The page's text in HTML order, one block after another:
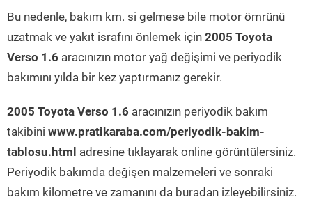
Bu nedenle, bakım km. si gelmese bile motor ömrünü
uzatmak ve yakıt israfını önlemek için 2005 Toyota
Verso 1.6 aracınızın motor yağ değişimi ve periyodik
bakımını yılda bir kez yaptırmanız gerekir.
2005 Toyota Verso 1.6 aracınızın periyodik bakım
takibini www.pratikaraba.com/periyodik-bakim-
tablosu.html adresine tıklayarak online görüntülersiniz.
Periyodik bakımda değişen malzemeleri ve sonraki
bakım kilometre ve zamanını da buradan izleyebilirsiniz.